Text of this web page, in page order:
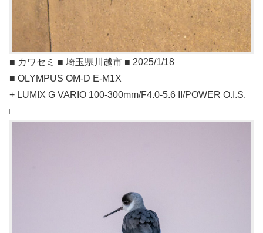
■ カワセミ ■ 埼玉県川越市 ■ 2025/1/18
■ OLYMPUS OM-D E-M1X
+ LUMIX G VARIO 100-300mm/F4.0-5.6 II/POWER O.I.S.
□